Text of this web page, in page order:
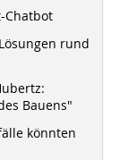
Chatbot
rund
Bauens"
könnten